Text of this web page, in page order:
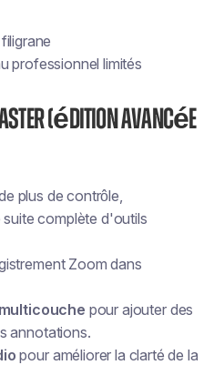
professionnel limités
(édition avancée
plus de contrôle,
complète d'outils
Zoom dans
pour ajouter des
annotations.
pour améliorer la clarté de la